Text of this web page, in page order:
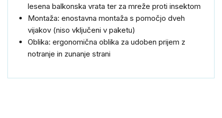
lesena balkonska vrata ter za mreže proti insektom
Montaža: enostavna montaža s pomočjo dveh
vijakov (niso vključeni v paketu)
Oblika: ergonomična oblika za udoben prijem z
notranje in zunanje strani